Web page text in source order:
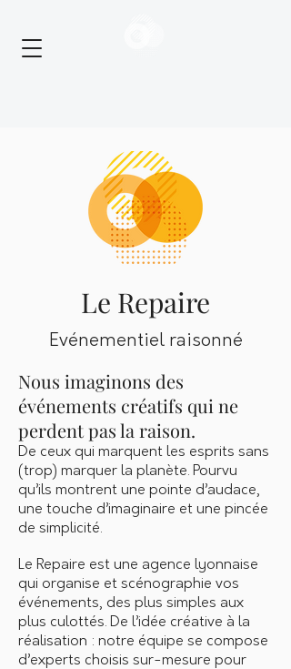
Le Repaire
Evénementiel raisonné
Nous imaginons des
événements créatifs qui ne
perdent pas la raison.
De ceux qui marquent les esprits sans
(trop) marquer la planète. Pourvu
qu’ils montrent une pointe d’audace,
une touche d’imaginaire et une pincée
de simplicité.
Le Repaire est une agence lyonnaise
qui organise et scénographie vos
événements, des plus simples aux
plus culottés. De l’idée créative à la
réalisation : notre équipe se compose
d’experts choisis sur-mesure pour